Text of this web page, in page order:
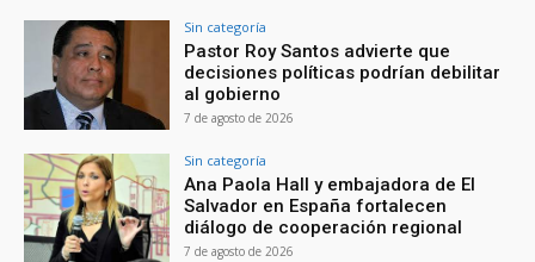
Sin categoría
Pastor Roy Santos advierte que
decisiones políticas podrían debilitar
al gobierno
7 de agosto de 2026
Sin categoría
Ana Paola Hall y embajadora de El
Salvador en España fortalecen
diálogo de cooperación regional
7 de agosto de 2026